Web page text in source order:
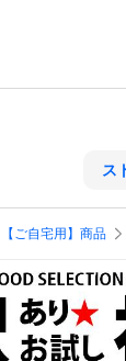
ス
【ご自宅用】商品